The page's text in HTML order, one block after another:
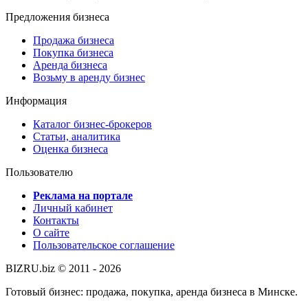
Предложения бизнеса
Продажа бизнеса
Покупка бизнеса
Аренда бизнеса
Возьму в аренду бизнес
Информация
Каталог бизнес-брокеров
Статьи, аналитика
Оценка бизнеса
Пользователю
Реклама на портале
Личный кабинет
Контакты
О сайте
Пользовательское соглашение
BIZRU.biz © 2011 - 2026
Готовый бизнес: продажа, покупка, аренда бизнеса в Минске.